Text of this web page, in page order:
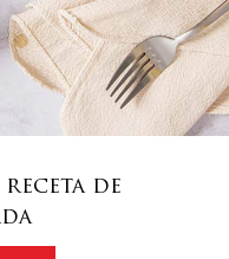
receta de